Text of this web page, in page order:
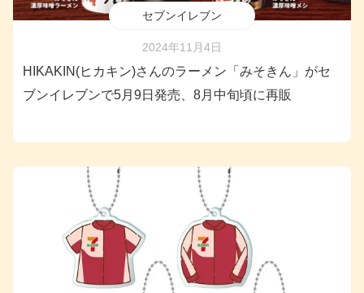
セブンイレブン
2024年11月4日
HIKAKIN(ヒカキン)さんのラーメン「みそきん」がセ
ブンイレブンで5月9日発売、8月中旬頃に再販